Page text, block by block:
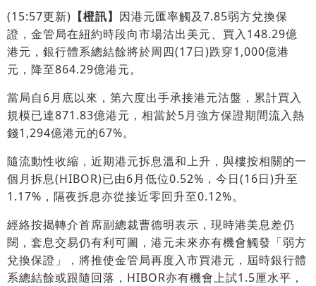
(15:57更新) 【橙訊】 因港元匯率觸及7.85弱方兌換保
證，金管局在紐約時段向市場沽出美元、買入148.29億
港元，銀行體系總結餘將於周四(17日)跌穿1,000億港
元，降至864.29億港元。
當局自6月底以來，第六度出手承接港元沽盤，累計買入
規模已達871.83億港元，相當於5月強方保證期間流入熱
錢1,294億港元的67%。
隨流動性收縮，近期港元拆息溫和上升，與樓按相關的一
個月拆息(HIBOR)已由6月低位0.52%，今日(16日)升至
1.17%，隔夜拆息亦從接近零回升至0.12%。
經絡按揭轉介首席副總裁曹德明表示，現時港美息差仍
闊，套息交易仍有利可圖，港元未來亦有機會觸發「弱方
兌換保證」，將推使金管局再度入市買港元，屆時銀行體
系總結餘或跟隨回落，HIBOR亦有機會上試1.5厘水平，